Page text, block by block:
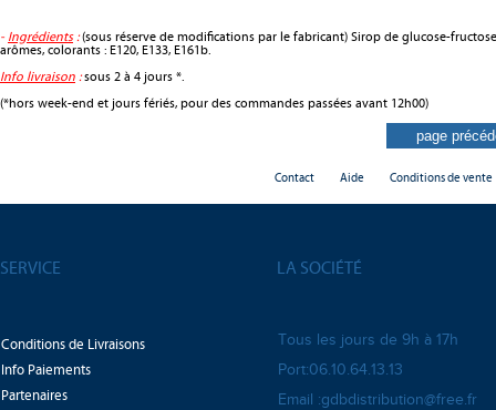
- Ingrédients:(sous réserve de modifications par le fabricant) Sirop de glucose-
arômes, colorants : E120, E133, E161b.
Info livraison :sous 2 à 4 jours *.
(*hors week-end et jours fériés, pour des commandes passées avant 12h00)
Contact Aide Conditions de vente
SERVICE LA SOCIÉTÉ
Conditions de Livraisons
Info Paiements
Partenaires
Tous les jours de 9h à 17h
Port:06.10.64.13.13
Email :gdbdistribution@free.fr